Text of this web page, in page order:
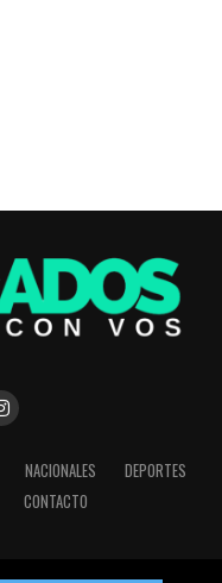
NACIONALES
DEPORTES
CONTACTO